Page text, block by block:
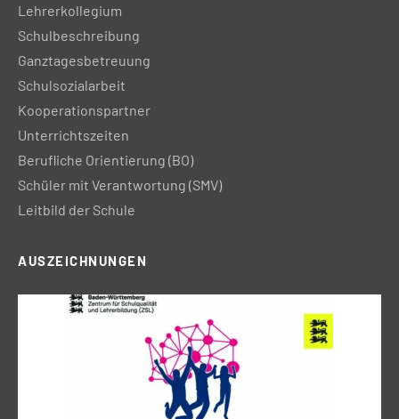
Lehrerkollegium
Schulbeschreibung
Ganztagesbetreuung
Schulsozialarbeit
Kooperationspartner
Unterrichtszeiten
Berufliche Orientierung (BO)
Schüler mit Verantwortung (SMV)
Leitbild der Schule
AUSZEICHNUNGEN